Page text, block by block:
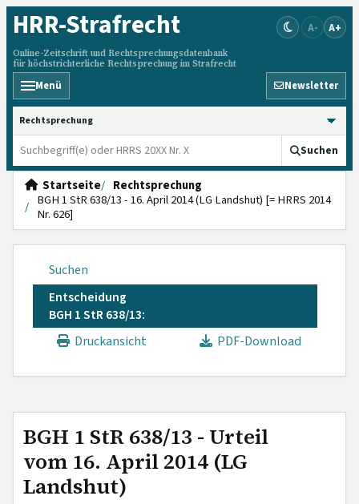
HRR-Strafrecht
Online-Zeitschrift und Rechtsprechungsdatenbank
für höchstrichterliche Rechtsprechung im Strafrecht
A- A+
Menü Newsletter
HRRS durchsuchen
Suchen
Startseite
Rechtsprechung
BGH 1 StR 638/13 - 16. April 2014 (LG Landshut) [= HRRS 2014
Nr. 626]
Suchen
Entscheidung
BGH 1 StR 638/13:
Druckansicht
PDF-Download
BGH 1 StR 638/13 - Urteil
vom 16. April 2014 (LG
Landshut)